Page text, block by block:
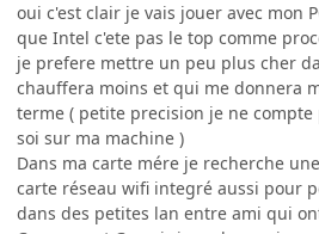
oui c'est clair je vais jouer avec mon
que Intel c'ete pas le top comme
je prefere mettre un peu plus cher
chauffera moins et qui me donnera
terme ( petite precision je ne compte
soi sur ma machine )
Dans ma carte mére je recherche
carte réseau wifi integré aussi pour
dans des petites lan entre ami qui